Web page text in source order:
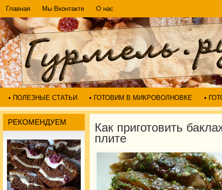
Главная Мы Вконтакте О нас
• ПОЛЕЗНЫЕ СТАТЬИ • ГОТОВИМ В МИКРОВОЛНОВКЕ •
РЕКОМЕНДУЕМ
Как приготовить
плите